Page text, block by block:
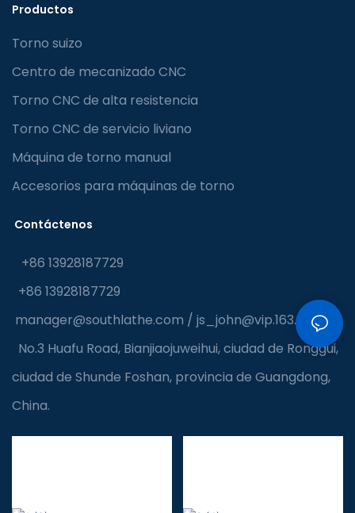
Productos
Torno suizo
Centro de mecanizado CNC
Torno CNC de alta resistencia
Torno CNC de servicio liviano
Máquina de torno manual
Accesorios para máquinas de torno
Contáctenos
+86 13928187729
+86 13928187729
manager@southlathe.com / js_john@vip.163.com
No.3 Huafu Road, Bianjiaojuweihui, ciudad de Ronggui,
ciudad de Shunde Foshan, provincia de Guangdong,
China.